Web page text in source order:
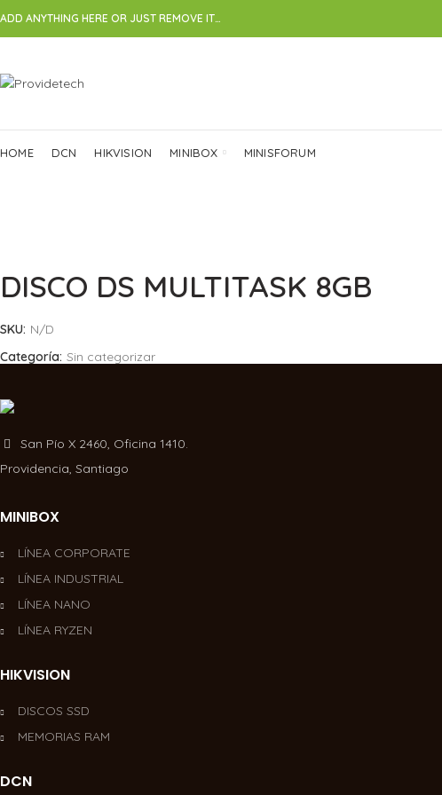
ADD ANYTHING HERE OR JUST REMOVE IT…
HOME DCN HIKVISION MINIBOX MINISFORUM
DISCO DS MULTITASK 8GB
SKU: N/D
Categoría: Sin categorizar
San Pío X 2460, Oficina 1410.
Providencia, Santiago
MINIBOX
LÍNEA CORPORATE
LÍNEA INDUSTRIAL
LÍNEA NANO
LÍNEA RYZEN
HIKVISION
DISCOS SSD
MEMORIAS RAM
DCN